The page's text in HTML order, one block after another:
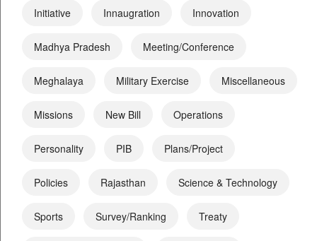
Initiative Innaugration Innovation
Madhya Pradesh Meeting/Conference
Meghalaya Military Exercise Miscellaneous
Missions New Bill Operations
Personality PIB Plans/Project
Policies Rajasthan Science & Technology
Sports Survey/Ranking Treaty